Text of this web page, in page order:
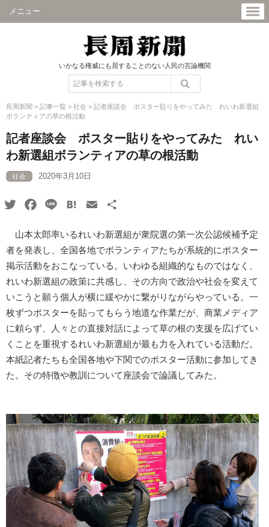
メニュー
いかなる権威にも屈することのない人民の言論機関
長周新聞 > 記事一覧 > 社会 > 記者座談会 ポスター貼りをやってみた れいわ新選組
ボランティアの草の根活動
記者座談会 ポスター貼りをやってみた れい
わ新選組ボランティアの草の根活動
社会 2020年3月10日
TwitterFacebook
Line HatenaEmail
山本太郎率いるれいわ新選組が衆院選の第一次公認候補予定
者を発表し、全国各地でボランティアたちが系統的にポスター
掲示活動をおこなっている。いわゆる組織的なものではなく、
れいわ新選組の政策に共感し、その方向で政治や社会を変えて
いこうと願う個人が横に緩やかに繋がりながらやっている。一
枚ずつポスターを貼ってもらう地道な作業だが、商業メディア
に頼らず、人々との直接対話によって草の根の支援を広げてい
くことを重視するれいわ新選組が最も力を入れている活動だ。
本紙記者たちも全国各地や下関でのポスター活動に参加してき
た。その特徴や教訓について座談会で論議してみた。